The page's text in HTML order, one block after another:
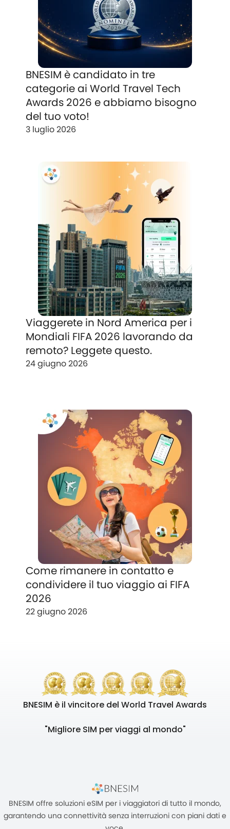
BNESIM è candidato in tre
categorie ai World Travel Tech
Awards 2026 e abbiamo bisogno
del tuo voto!
3 luglio 2026
Viaggerete in Nord America per i
Mondiali FIFA 2026 lavorando da
remoto? Leggete questo.
24 giugno 2026
Come rimanere in contatto e
condividere il tuo viaggio ai FIFA
2026
22 giugno 2026
BNESIM è il vincitore del World Travel Awards
"Migliore SIM per viaggi al mondo"
BNESIM offre soluzioni eSIM per i viaggiatori di tutto il mondo,
garantendo una connettività senza interruzioni con piani dati e